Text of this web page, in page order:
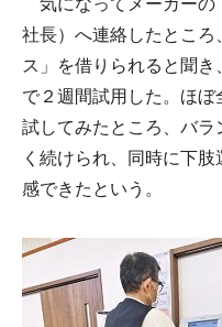
社長）へ連絡したとこ
ス」を借りられると聞
で２週間試用した。ほ
試してみたところ、バラ
く続けられ、同時に下
感できたという。